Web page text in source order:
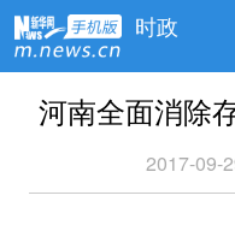
时政
河南全面消除
2017-09-